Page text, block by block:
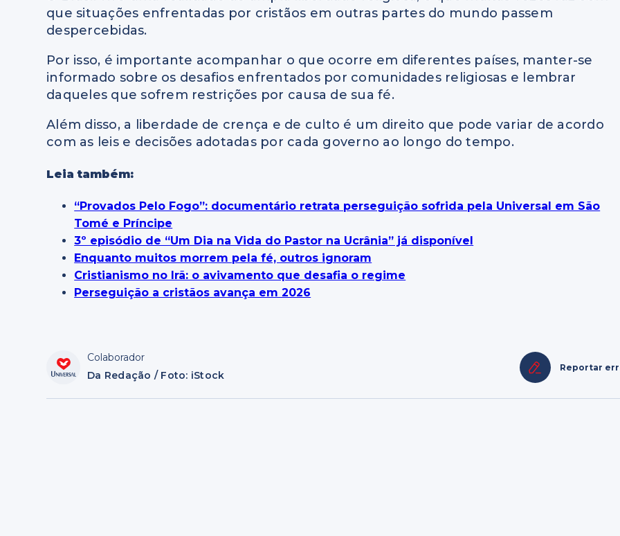
que situações enfrentadas por cristãos em outras partes do mundo passem
despercebidas.
Por isso, é importante acompanhar o que ocorre em diferentes países, manter-se
informado sobre os desafios enfrentados por comunidades religiosas e lembrar
daqueles que sofrem restrições por causa de sua fé.
Além disso, a liberdade de crença e de culto é um direito que pode variar de acordo
com as leis e decisões adotadas por cada governo ao longo do tempo.
Leia também:
“Provados Pelo Fogo”: documentário retrata perseguição sofrida pela Universal em São
Tomé e Príncipe
3º episódio de “Um Dia na Vida do Pastor na Ucrânia” já disponível
Enquanto muitos morrem pela fé, outros ignoram
Cristianismo no Irã: o avivamento que desafia o regime
Perseguição a cristãos avança em 2026
Colaborador
Da Redação / Foto: iStock
Reportar